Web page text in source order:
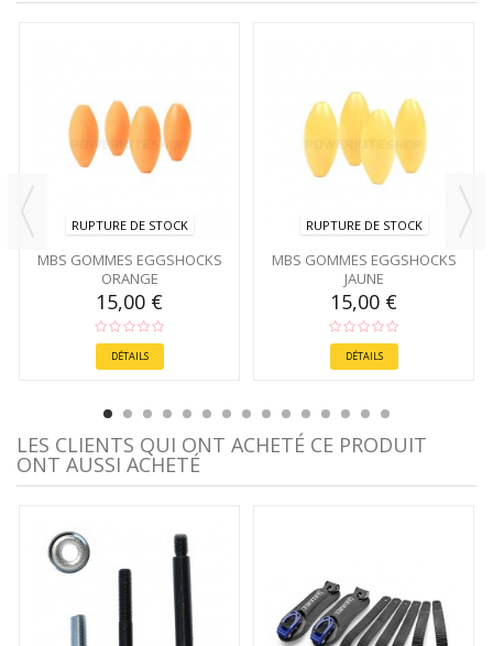
RUPTURE DE STOCK
MBS GOMMES EGGSHOCKS
ORANGE
15,00 €
DÉTAILS
RUPTURE DE STOCK
MBS GOMMES EGGSHOCKS
JAUNE
15,00 €
DÉTAILS
LES CLIENTS QUI ONT ACHETÉ CE PRODUIT
ONT AUSSI ACHETÉ